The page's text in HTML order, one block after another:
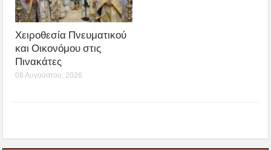
Χειροθεσία Πνευματικού
και Οικονόμου στις
Πινακάτες
08 Αυγούστου, 2026